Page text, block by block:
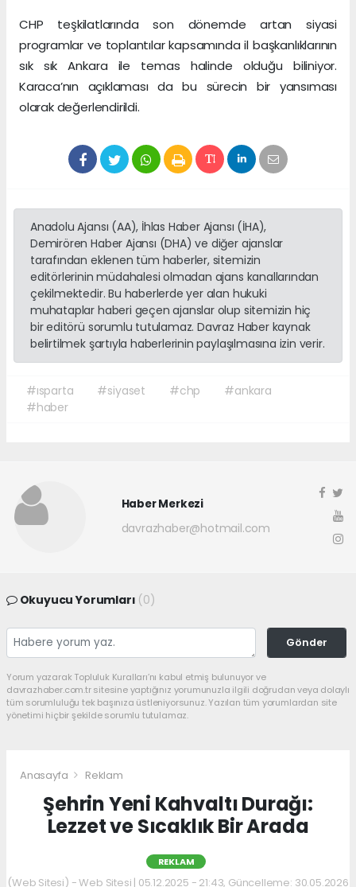
CHP teşkilatlarında son dönemde artan siyasi
programlar ve toplantılar kapsamında il başkanlıklarının
sık sık Ankara ile temas halinde olduğu biliniyor.
Karaca’nın açıklaması da bu sürecin bir yansıması
olarak değerlendirildi.
Anadolu Ajansı (AA), İhlas Haber Ajansı (İHA),
Demirören Haber Ajansı (DHA) ve diğer ajanslar
tarafından eklenen tüm haberler, sitemizin
editörlerinin müdahalesi olmadan ajans kanallarından
çekilmektedir. Bu haberlerde yer alan hukuki
muhataplar haberi geçen ajanslar olup sitemizin hiç
bir editörü sorumlu tutulamaz. Davraz Haber kaynak
belirtilmek şartıyla haberlerinin paylaşılmasına izin verir.
#ısparta #siyaset #chp
#ankara
#haber
Haber Merkezi
davrazhaber@hotmail.com
Okuyucu Yorumları (0)
Gönder
Yorum yazarak Topluluk Kuralları’nı kabul etmiş bulunuyor ve
davrazhaber.com.tr sitesine yaptığınız yorumunuzla ilgili doğrudan veya dolaylı
tüm sorumluluğu tek başınıza üstleniyorsunuz. Yazılan tüm yorumlardan site
yönetimi hiçbir şekilde sorumlu tutulamaz.
Anasayfa Reklam
Şehrin Yeni Kahvaltı Durağı:
Lezzet ve Sıcaklık Bir Arada
REKLAM
(Web Sitesi) - Web Sitesi | 05.12.2025 - 21:43, Güncelleme: 30.05.2026